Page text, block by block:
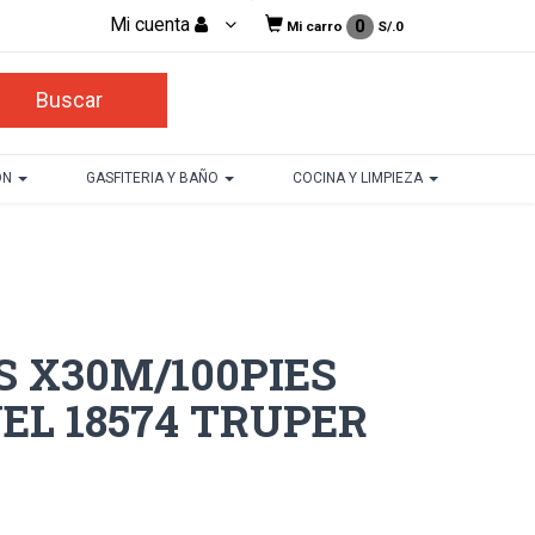
Mi cuenta Mi carro 0 S/.0
GASFITERIA Y BAÑO COCINA Y LIMPIEZA
X30M/100PIES
18574 TRUPER